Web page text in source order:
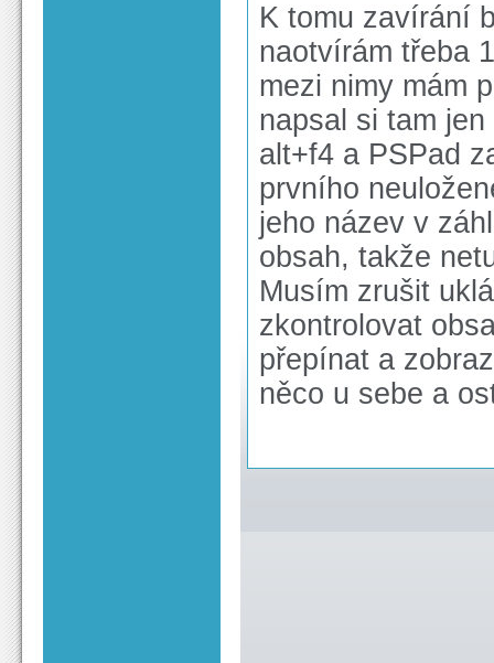
K tomu zavírání
naotvírám třeba
mezi nimy mám
napsal si tam
alt+f4 a PSPad
prvního
jeho název v
obsah, takže
Musím zrušit
zkontrolovat
přepínat a
něco u sebe a